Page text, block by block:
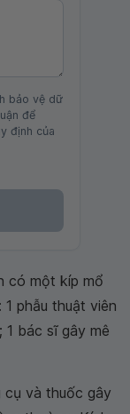
bảo vệ dữ
để
định của
có một kíp mổ
phẫu thuật viên
1 bác sĩ gây mê
cụ và thuốc gây